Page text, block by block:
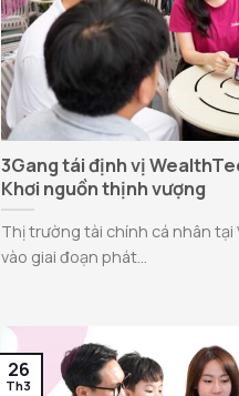
3Gang tái định vị
Khơi nguồn thịnh vượng
Thị trường tài chính cá nhân tại
vào giai đoạn phát...
26
Th3